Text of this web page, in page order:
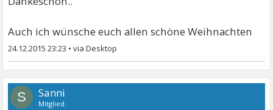
Auch ich wünsche euch allen schöne Weihnachten
24.12.2015 23:23 •
S Sanni
Mitglied